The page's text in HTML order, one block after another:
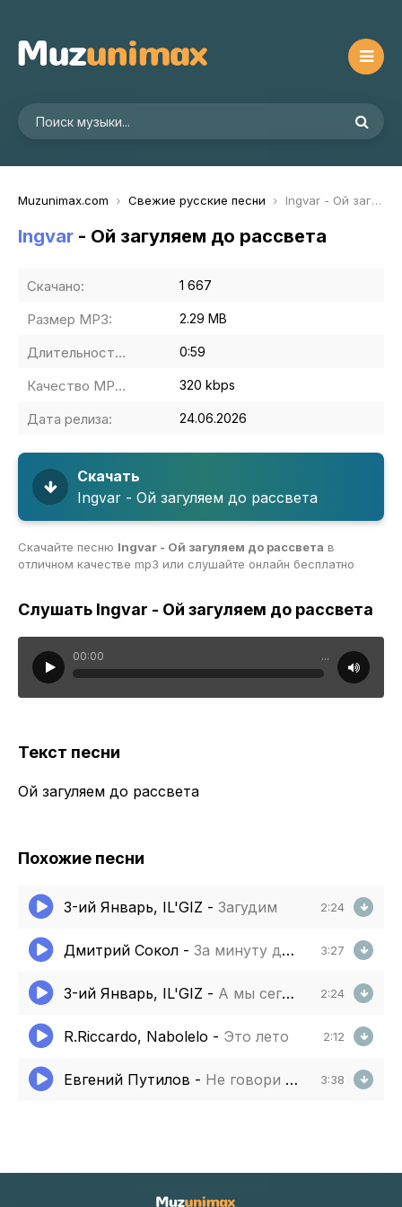
Muzunimax.com Свежие русские песни Ingvar - Ой загуляем до рассвета
Ingvar - Ой загуляем до рассвета
Скачано: 1 667
Размер MP3: 2.29 MB
Длительность MP3: 0:59
Качество MP3: 320 kbps
Дата релиза: 24.06.2026
Скачать
Ingvar - Ой загуляем до рассвета
Скачайте песню Ingvar - Ой загуляем до рассвета в
отличном качестве mp3 или слушайте онлайн бесплатно
Слушать Ingvar - Ой загуляем до рассвета
00:00 ...
Текст песни
Ой загуляем до рассвета
Похожие песни
3-ий Январь, IL'GIZ - Загудим 2:24
Дмитрий Сокол - За минуту до рассвета 3:27
3-ий Январь, IL'GIZ - А мы сегодня загудим а мы сегодня загуляем 2:24
R.Riccardo, Nabolelo - Это лето 2:12
Евгений Путилов - Не говори мне ничего 3:38